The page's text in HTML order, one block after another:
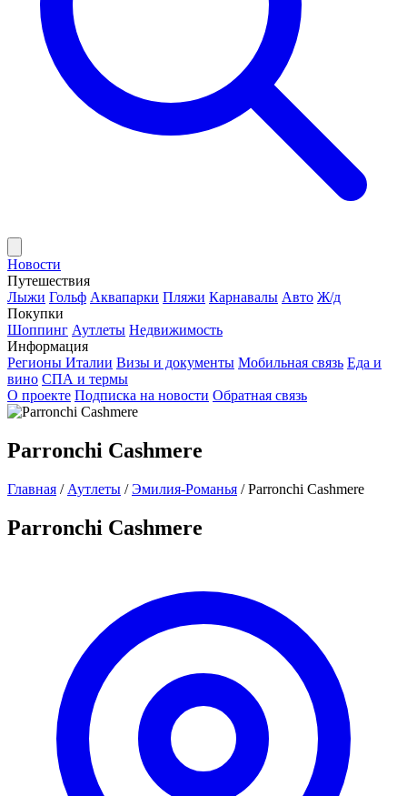
Новости
Путешествия
Лыжи Гольф Аквапарки Пляжи Карнавалы Авто Ж/д
Покупки
Шоппинг Аутлеты Недвижимость
Информация
Регионы Италии Визы и документы Мобильная связь Еда и
вино СПА и термы
О проекте Подписка на новости Обратная связь
Parronchi Cashmere
Главная / Аутлеты / Эмилия-Романья / Parronchi Cashmere
Parronchi Cashmere